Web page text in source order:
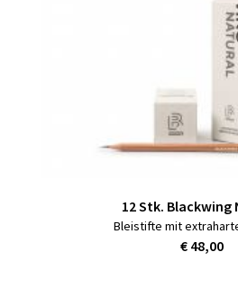
12 Stk. Blackwing
Bleistifte mit
€ 48,00